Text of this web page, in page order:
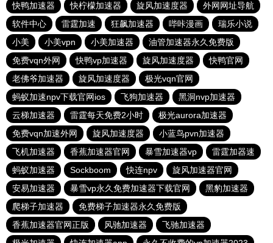
快鸭加速器
快柠檬加速器 旋风加速度器
外网网址导航
软件中心
雷霆加速 狂飙加速器 哔咔漫画
瑞乐小说
小美
小美vpn 小美加速器
油管加速器永久免费版
免费vqn外网
快鸭vp加速器 旋风加速度器
快鸭官网
老佛爷加速器
旋风加速度器
极光vqn官网
蚂蚁加速npv下载官网ios
飞狗加速器
黑洞nvp加速器
云梯加速器
雷霆每天免费2小时
极光aurora加速器
免费vqn加速外网
旋风加速度器
小蓝鸟pvn加速器
飞机加速器
香蕉加速器官网 暴雪加速器vp
雷霆加器速
蚂蚁加速器
Sockboom 快连npv
旋风加速器官网
安易加速器
暴雪vp永久免费加速器下载官网
黑豹加速器
爬梯子加速器
免费梯子加速器永久免费版
香蕉加速器官网正版
风驰加速器
飞驰加速器